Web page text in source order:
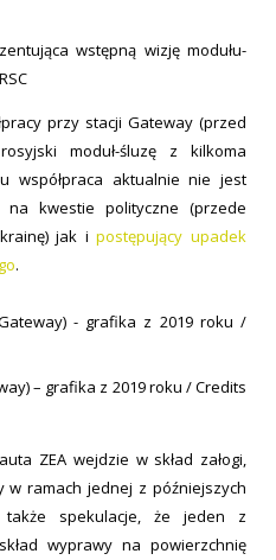
wstępną wizję modułu-
przy stacji Gateway (przed
moduł-śluzę z kilkoma
współpraca aktualnie nie jest
kwestie polityczne (przede
jak ipostępujący upadek
.
– grafika z 2019 roku / Credits
ZEA wejdzie w skład załogi,
ramach jednej z późniejszych
spekulacje, że jeden z
wyprawy na powierzchnię